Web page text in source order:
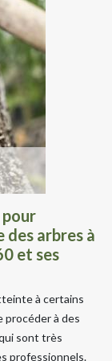
pour
arbres à
et ses
à certains
procéder à des
sont très
professionnels.